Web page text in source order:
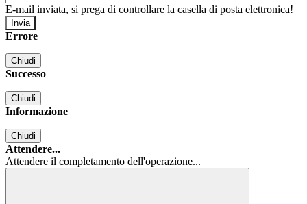
E-mail inviata, si prega di controllare la casella di posta elettronica!
Errore
Chiudi
Successo
Chiudi
Informazione
Chiudi
Attendere...
Attendere il completamento dell'operazione...